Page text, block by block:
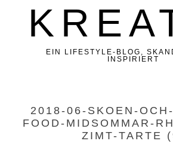
EIN LIFESTYLE-BLOG,
INSPIRIERT
2018-06-SKOEN-
FOOD-MIDSOMMAR-
ZIMT-TARTE